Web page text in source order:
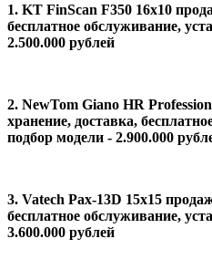
1. KT FinScan F350 16х10
бесплатное обслуживание,
2.500.000 рублей
2. NewTom Giano HR
хранение, доставка,
подбор модели - 2.900.000
3. Vatech Paх-13D 15x15
бесплатное обслуживание,
3.600.000 рублей